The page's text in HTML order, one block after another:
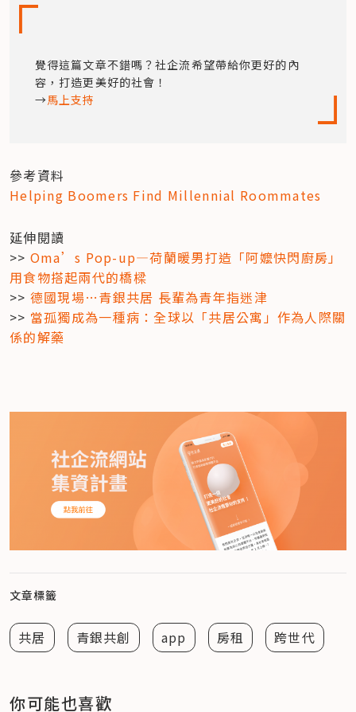
覺得這篇文章不錯嗎？社企流希望帶給你更好的內
容，打造更美好的社會！
→馬上支持
Helping Boomers Find Millennial Roommates
延伸閱讀
>> Oma’s Pop-up—荷蘭暖男打造「阿嬤快閃廚房」
用食物搭起兩代的橋樑
>> 德國現場…青銀共居 長輩為青年指迷津
>> 當孤獨成為一種病：全球以「共居公寓」作為人際關
係的解藥
文章標籤
共居 青銀共創 app 房租 跨世代
你可能也喜歡